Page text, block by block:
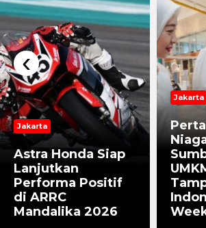
Jakarta
Astra Honda Siap
Lanjutkan
Performa Positif
di ARRC
Mandalika 2026
Jakarta
‹